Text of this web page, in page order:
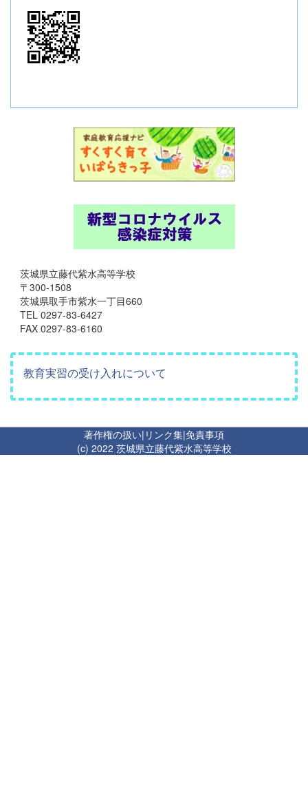
茨城県立藤代紫水高等学校
〒300-1508
茨城県取手市紫水一丁目660
TEL 0297-83-6427
FAX 0297-83-6160
教育実習の受け入れについて
著作権の扱い| リンク集|免責事項
(c) 2022 茨城県立藤代紫水高等学校